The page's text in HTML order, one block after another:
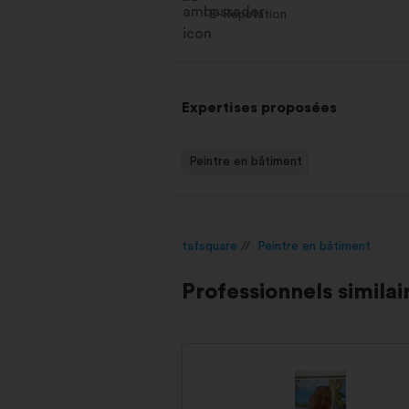
E-Réputation
Expertises proposées
Peintre en bâtiment
tafsquare Peintre en bâtiment
Professionnels